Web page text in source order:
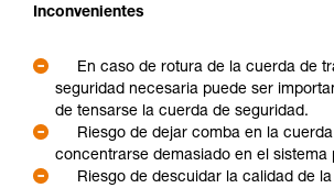
Inconvenientes
En caso de rotura de la cuerda de
seguridad necesaria puede ser
de tensarse la cuerda de seguridad.
Riesgo de dejar comba en la
concentrarse demasiado en el sistema
Riesgo de descuidar la calidad de